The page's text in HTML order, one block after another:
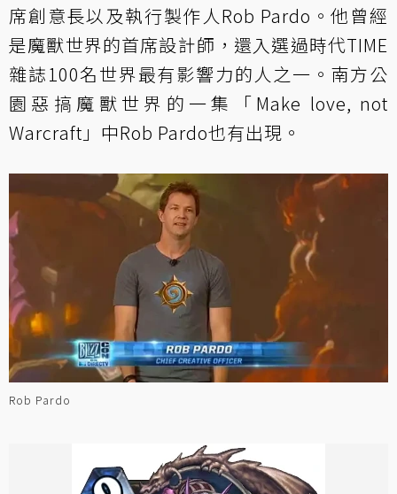
席創意長以及執行製作人Rob Pardo。他曾經
是魔獸世界的首席設計師，還入選過時代TIME
雜誌100名世界最有影響力的人之一。南方公
園惡搞魔獸世界的一集「Make love, not
Warcraft」中Rob Pardo也有出現。
Rob Pardo